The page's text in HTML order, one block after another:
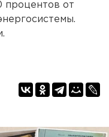
процентов от